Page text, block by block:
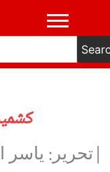
کشمیر: 5 اگست کی
|تحریر: یاسر